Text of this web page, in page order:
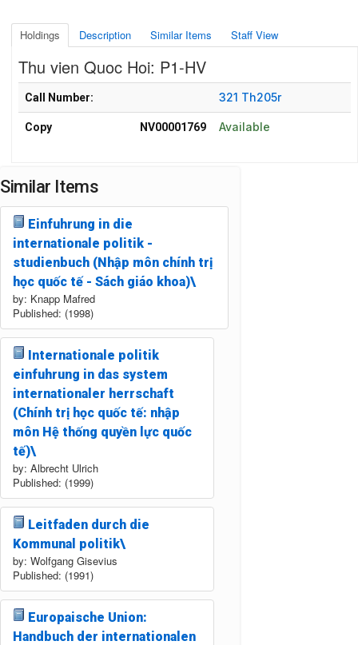
Holdings Description Similar Items Staff View
Thu vien Quoc Hoi: P1-HV
Call Number: 321 Th205r
Copy NV00001769 Available
Similar Items
Einfuhrung in die
internationale politik -
studienbuch (Nhập môn chính trị
học quốc tế - Sách giáo khoa)\
by: Knapp Mafred
Published: (1998)
Internationale politik
einfuhrung in das system
internationaler herrschaft
(Chính trị học quốc tế: nhập
môn Hệ thống quyền lực quốc
tế)\
by: Albrecht Ulrich
Published: (1999)
Leitfaden durch die
Kommunal politik\
by: Wolfgang Gisevius
Published: (1991)
Europaische Union:
Handbuch der internationalen